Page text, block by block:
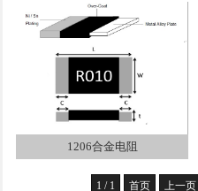
1206合金电阻
1 / 1 首页 上一页